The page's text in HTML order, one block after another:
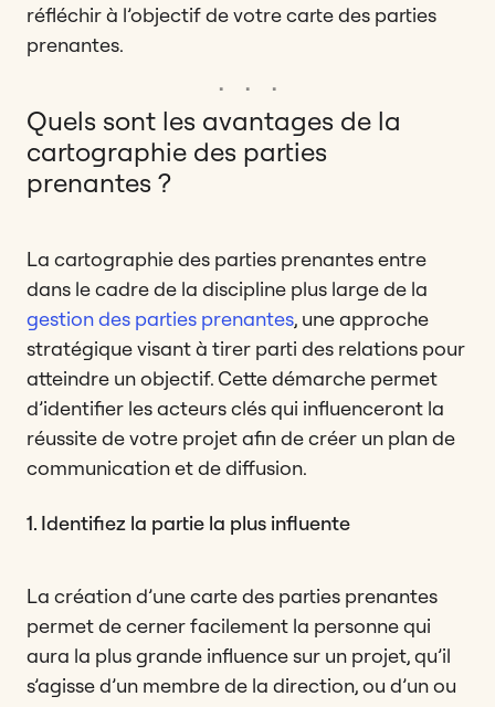
réfléchir à l’objectif de votre carte des parties
prenantes.
Quels sont les avantages de la
cartographie des parties
prenantes ?
La cartographie des parties prenantes entre
dans le cadre de la discipline plus large de la
gestion des parties prenantes, une approche
stratégique visant à tirer parti des relations pour
atteindre un objectif. Cette démarche permet
d’identifier les acteurs clés qui influenceront la
réussite de votre projet afin de créer un plan de
communication et de diffusion.
1. Identifiez la partie la plus influente
La création d’une carte des parties prenantes
permet de cerner facilement la personne qui
aura la plus grande influence sur un projet, qu’il
s’agisse d’un membre de la direction, ou d’un ou